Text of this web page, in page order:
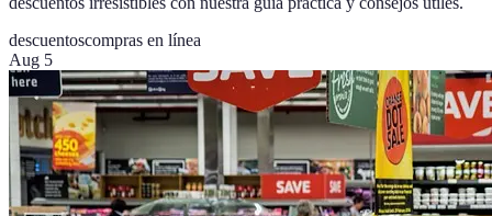
descuentoscompras en línea
Aug 5